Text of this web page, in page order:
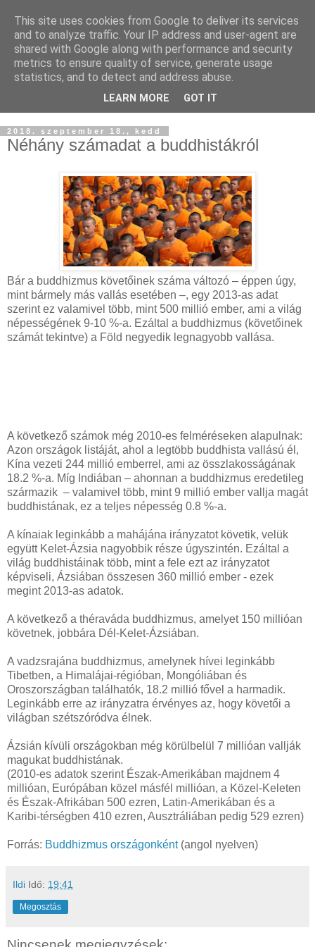
Buddhapest
Hétköznapi buddhizmus
2018. szeptember 18., kedd
Néhány számadat a buddhistákról
Bár a buddhizmus követőinek száma változó – éppen úgy,
mint bármely más vallás esetében –, egy 2013-as adat
szerint ez valamivel több, mint 500 millió ember, ami a világ
népességének 9-10 %-a. Ezáltal a buddhizmus (követőinek
számát tekintve) a Föld negyedik legnagyobb vallása.
A következő számok még 2010-es felméréseken alapulnak:
Azon országok listáját, ahol a legtöbb buddhista vallású él,
Kína vezeti 244 millió emberrel, ami az összlakosságának
18.2 %-a. Míg Indiában – ahonnan a buddhizmus eredetileg
származik – valamivel több, mint 9 millió ember vallja magát
buddhistának, ez a teljes népesség 0.8 %-a.
A kínaiak leginkább a mahájána irányzatot követik, velük
együtt Kelet-Ázsia nagyobbik része úgyszintén. Ezáltal a
világ buddhistáinak több, mint a fele ezt az irányzatot
képviseli, Ázsiában összesen 360 millió ember - ezek
megint 2013-as adatok.
A következő a théraváda buddhizmus, amelyet 150 millióan
követnek, jobbára Dél-Kelet-Ázsiában.
A vadzsrajána buddhizmus, amelynek hívei leginkább
Tibetben, a Himalájai-régióban, Mongóliában és
Oroszországban találhatók, 18.2 millió fővel a harmadik.
Leginkább erre az irányzatra érvényes az, hogy követői a
világban szétszóródva élnek.
Ázsián kívüli országokban még körülbelül 7 millióan vallják
magukat buddhistának.
(2010-es adatok szerint Észak-Amerikában majdnem 4
millióan, Európában közel másfél millióan, a Közel-Keleten
és Észak-Afrikában 500 ezren, Latin-Amerikában és a
Karibi-térségben 410 ezren, Ausztráliában pedig 529 ezren)
Forrás: Buddhizmus országonként(angol nyelven)
Ildi Idő: 19:41
Megosztás
This site uses cookies from Google to deliver its services
and to analyze traffic. Your IP address and user-agent are
shared with Google along with performance and security
metrics to ensure quality of service, generate usage
statistics, and to detect and address abuse.
LEARN MORE GOT IT